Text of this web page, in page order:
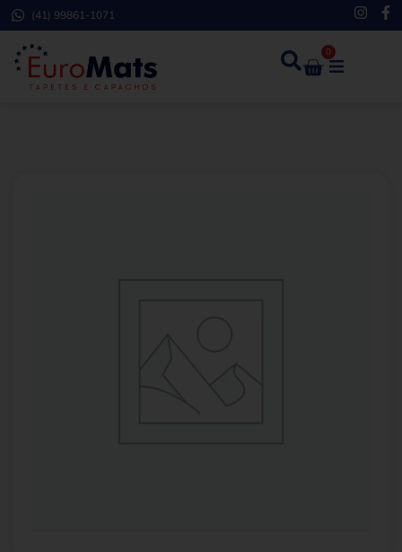
(41) 99861-1071
0